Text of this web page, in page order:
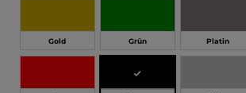
Gold Grün Platin